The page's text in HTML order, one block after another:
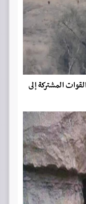
المشتركة إلى